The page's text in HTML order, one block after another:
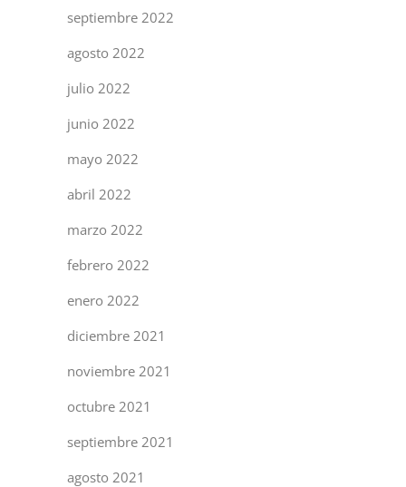
septiembre 2022
agosto 2022
julio 2022
junio 2022
mayo 2022
abril 2022
marzo 2022
febrero 2022
enero 2022
diciembre 2021
noviembre 2021
octubre 2021
septiembre 2021
agosto 2021